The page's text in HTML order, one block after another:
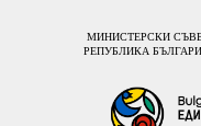
МИНИСТЕРСКИ
РЕПУБЛИКА